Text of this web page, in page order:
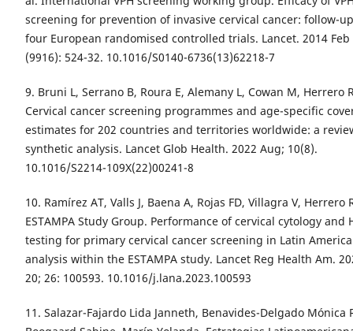
screening for prevention of invasive cervical cancer: follow-
four European randomised controlled trials. Lancet. 2014 Feb
(9916): 524-32. 10.1016/S0140-6736(13)62218-7
9. Bruni L, Serrano B, Roura E, Alemany L, Cowan M, Herrero
Cervical cancer screening programmes and age-specific
estimates for 202 countries and territories worldwide: a
synthetic analysis. Lancet Glob Health. 2022 Aug; 10(8).
10.1016/S2214-109X(22)00241-8
10. Ramírez AT, Valls J, Baena A, Rojas FD, Villagra V, Herrero
ESTAMPA Study Group. Performance of cervical cytology and
testing for primary cervical cancer screening in Latin
analysis within the ESTAMPA study. Lancet Reg Health Am.
20; 26: 100593. 10.1016/j.lana.2023.100593
11. Salazar-Fajardo Lida Janneth, Benavides-Delgado Mónica